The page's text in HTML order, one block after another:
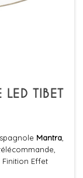
LED TIBET
Mantra
Effet